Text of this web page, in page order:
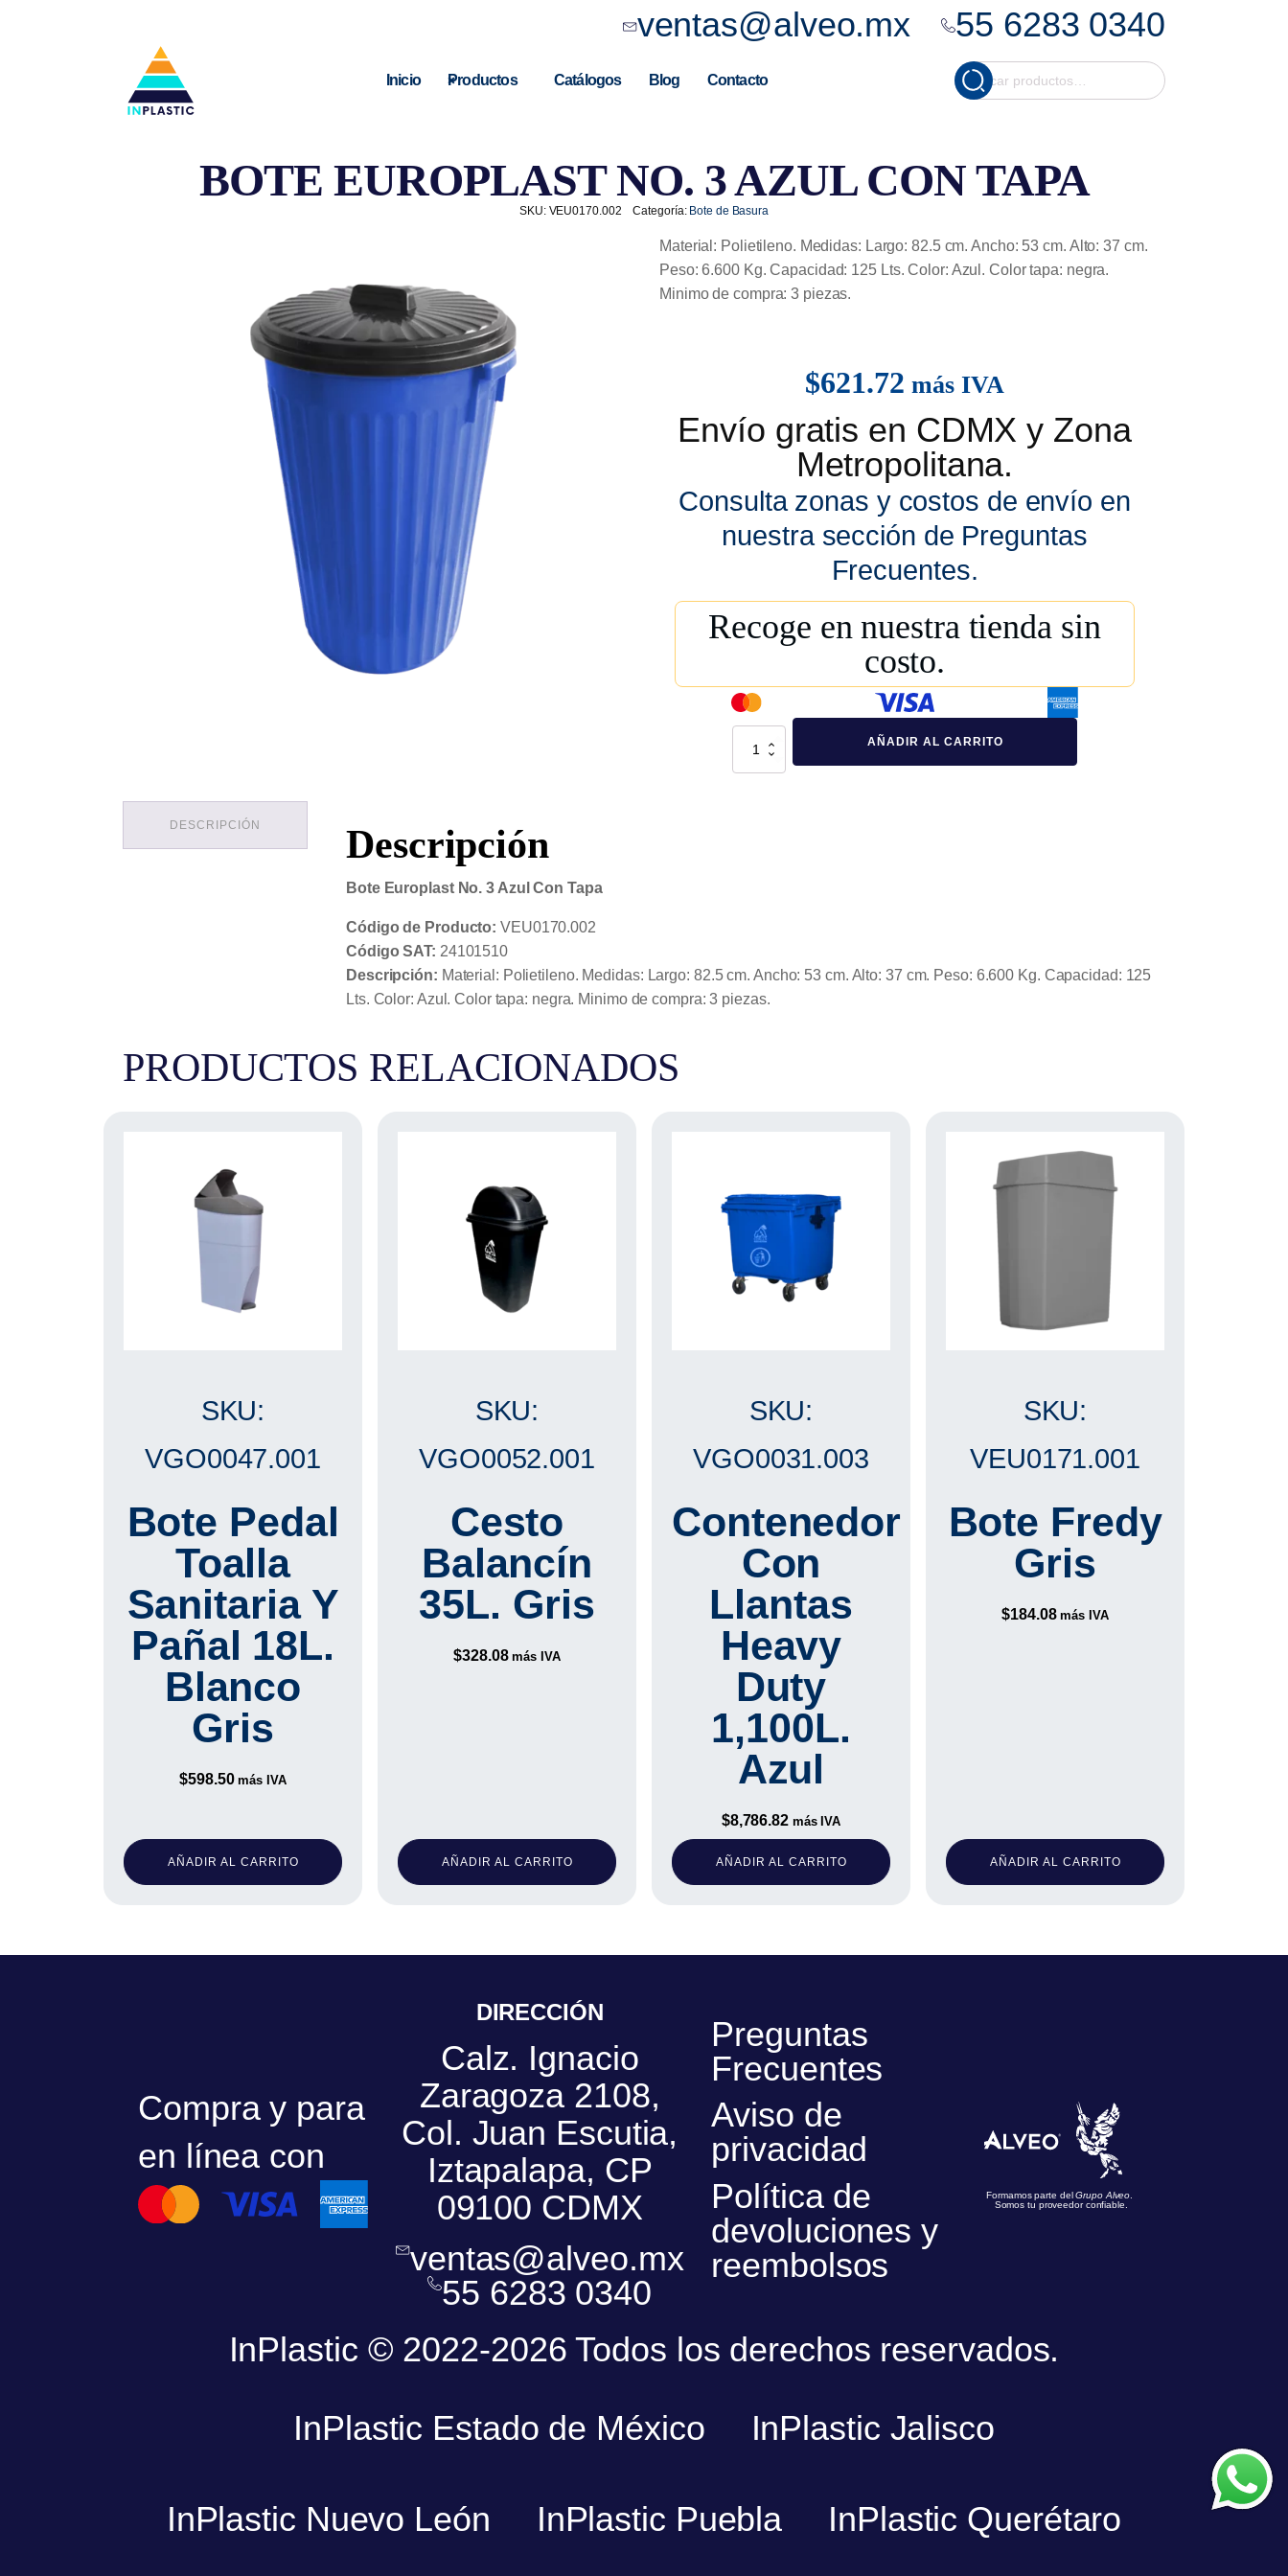
ventas@alveo.mx 55 6283 0340
Inicio Productos Catálogos Blog Contacto
Buscar
por:
Cuando hay
BOTE EUROPLAST NO. 3 AZUL CON TAPA
SKU: VEU0170.002 Categoría: Bote de Basura
Material: Polietileno. Medidas: Largo: 82.5 cm. Ancho: 53 cm. Alto: 37 cm.
Peso: 6.600 Kg. Capacidad: 125 Lts. Color: Azul. Color tapa: negra.
Minimo de compra: 3 piezas.
$621.72 más IVA
Envío gratis en CDMX y Zona
Metropolitana.
Consulta zonas y costos de envío en
nuestra sección de Preguntas
Frecuentes.
Recoge en nuestra tienda sin
costo.
Europlast
AÑADIR AL CARRITO
DESCRIPCIÓN Descripción
Bote Europlast No. 3 Azul Con Tapa
Código de Producto: VEU0170.002
Código SAT: 24101510
Descripción: Material: Polietileno. Medidas: Largo: 82.5 cm. Ancho: 53 cm. Alto: 37 cm. Peso: 6.600 Kg. Capacidad: 125
Lts. Color: Azul. Color tapa: negra. Minimo de compra: 3 piezas.
PRODUCTOS RELACIONADOS
SKU:
VGO0047.001
Bote Pedal
Toalla
Sanitaria Y
Pañal 18L.
Blanco
Gris
$598.50 más IVA
AÑADIR AL CARRITO
SKU:
VGO0052.001
Cesto
Balancín
35L. Gris
$328.08 más IVA
AÑADIR AL CARRITO
SKU:
VGO0031.003
Contenedor
Con
Llantas
Heavy
Duty
1,100L.
Azul
$8,786.82 más IVA
AÑADIR AL CARRITO
SKU:
VEU0171.001
Bote Fredy
Gris
$184.08 más IVA
AÑADIR AL CARRITO
Compra y para
en línea con
DIRECCIÓN
Calz. Ignacio
Zaragoza 2108,
Col. Juan Escutia,
Iztapalapa, CP
09100 CDMX
ventas@alveo.mx
55 6283 0340
Preguntas
Frecuentes
Aviso de
privacidad
Política de
devoluciones y
reembolsos
Formamos parte delGrupo Alveo.
Somos tu proveedor confiable.
InPlastic © 2022-2026 Todos los derechos reservados.
InPlastic Estado de México
InPlastic Jalisco
InPlastic Nuevo León InPlastic Puebla InPlastic Querétaro